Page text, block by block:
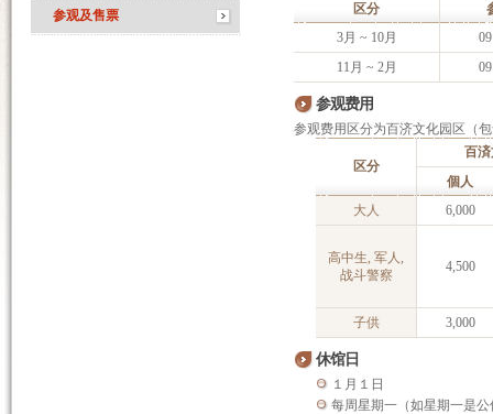
参观及售票 区分
3月 ~ 10月
11月 ~ 2月
参观费用
参观费用区分为百济文化园区（
区分
百
個人
大人
6,000
高中生, 军人,
战斗警察
4,500
子供 3,000
休馆日
１月１日
每周星期一（如星期一是